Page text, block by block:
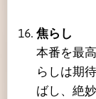
焦らし
本番を最
らしは期
ばし、絶